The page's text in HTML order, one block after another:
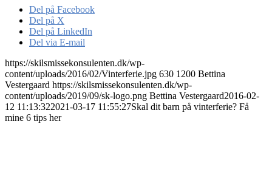
Del på Facebook
Del på X
Del på LinkedIn
Del via E-mail
https://skilsmissekonsulenten.dk/wp-
content/uploads/2016/02/Vinterferie.jpg 630 1200 Bettina
Vestergaard https://skilsmissekonsulenten.dk/wp-
content/uploads/2019/09/sk-logo.png Bettina Vestergaard2016-02-
12 11:13:322021-03-17 11:55:27Skal dit barn på vinterferie? Få
mine 6 tips her